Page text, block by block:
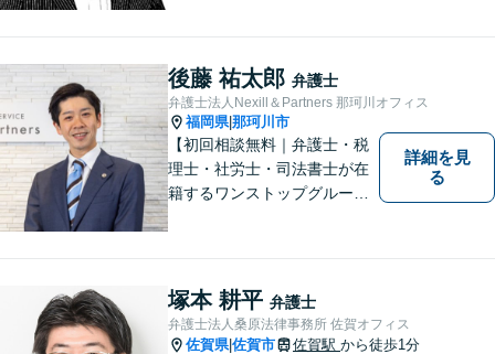
後藤 祐太郎 弁護士
弁護士法人Nexill＆Partners 那珂川オフィス
福岡県|那珂川市
【初回相談無料｜弁護士・税
理士・社労士・司法書士が在
籍するワンストップグルー
ループです。相続や企業法務
等複数士業の知識が必要な案
件を一括して対応。九州トッ
プクラスの豊富な実績。
詳細を見
る
塚本 耕平 弁護士
弁護士法人桑原法律事務所 佐賀オフィス
佐賀県|佐賀市 佐賀駅 から徒歩1分